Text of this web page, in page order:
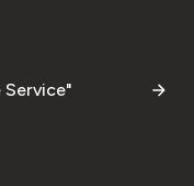
Service"